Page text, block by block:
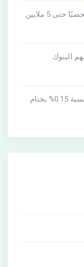
البنك التجاري الدولي يطلق قرضًا شخصيًا حتى 5 ملايين
البنوك
مؤشر قطاع البنوك بالبورصة يرتفع بنسبة 0.15% بختام